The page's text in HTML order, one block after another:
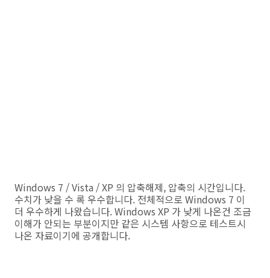
Windows 7 / Vista / XP 의 압축해제, 압축의 시간입니다.
수치가 낮을 수 록 우수합니다. 전체적으로 Windows 7 이
더 우수하게 나왔습니다. Windows XP 가 낮게 나온건 조금
이해가 안되는 부분이지만 같은 시스템 사항으로 테스트시
나온 자료이기에 공개합니다.